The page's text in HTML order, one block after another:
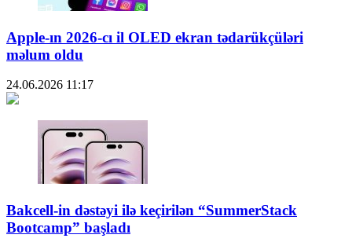
Apple-ın 2026-cı il OLED ekran tədarükçüləri
məlum oldu
24.06.2026 11:17
Bakcell-in dəstəyi ilə keçirilən “SummerStack
Bootcamp” başladı